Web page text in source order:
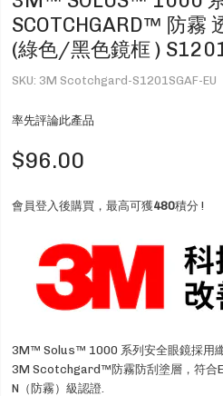
SCOTCHGARD™ 防霧
(綠色/黑色鏡框 )
SKU 3M Scotchgard-S1201SGAF-EU
率先評論此產品
$96.00
會員登入後購買，最高可獲480積分 !
3M™ Solus™ 1000 系列安全眼鏡採用
3M Scotchgard™防霧防刮塗層，符合
N（防霧）級認證.